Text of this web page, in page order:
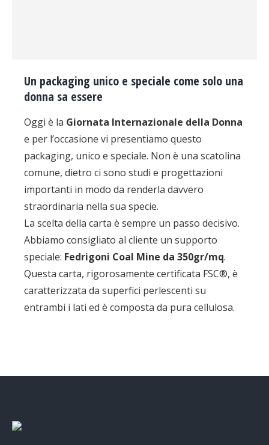
Un packaging unico e speciale come solo una
donna sa essere
Oggi è la Giornata Internazionale della Donna
e per l’occasione vi presentiamo questo
packaging, unico e speciale. Non è una scatolina
comune, dietro ci sono studi e progettazioni
importanti in modo da renderla davvero
straordinaria nella sua specie.
La scelta della carta è sempre un passo decisivo.
Abbiamo consigliato al cliente un supporto
speciale: Fedrigoni Coal Mine da 350gr/mq.
Questa carta, rigorosamente certificata FSC®, è
caratterizzata da superfici perlescenti su
entrambi i lati ed è composta da pura cellulosa.